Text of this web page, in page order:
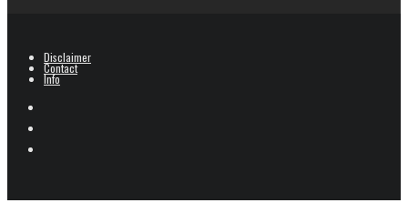
Disclaimer
Contact
Info